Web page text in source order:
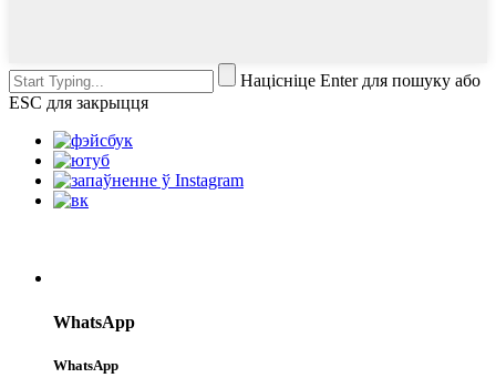
Націсніце Enter для пошуку або
ESC для закрыцця
WhatsApp
WhatsApp